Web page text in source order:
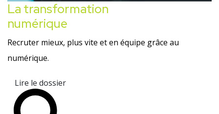
La transformation
numérique
Recruter mieux, plus vite et en équipe grâce au
numérique.
Lire le dossier